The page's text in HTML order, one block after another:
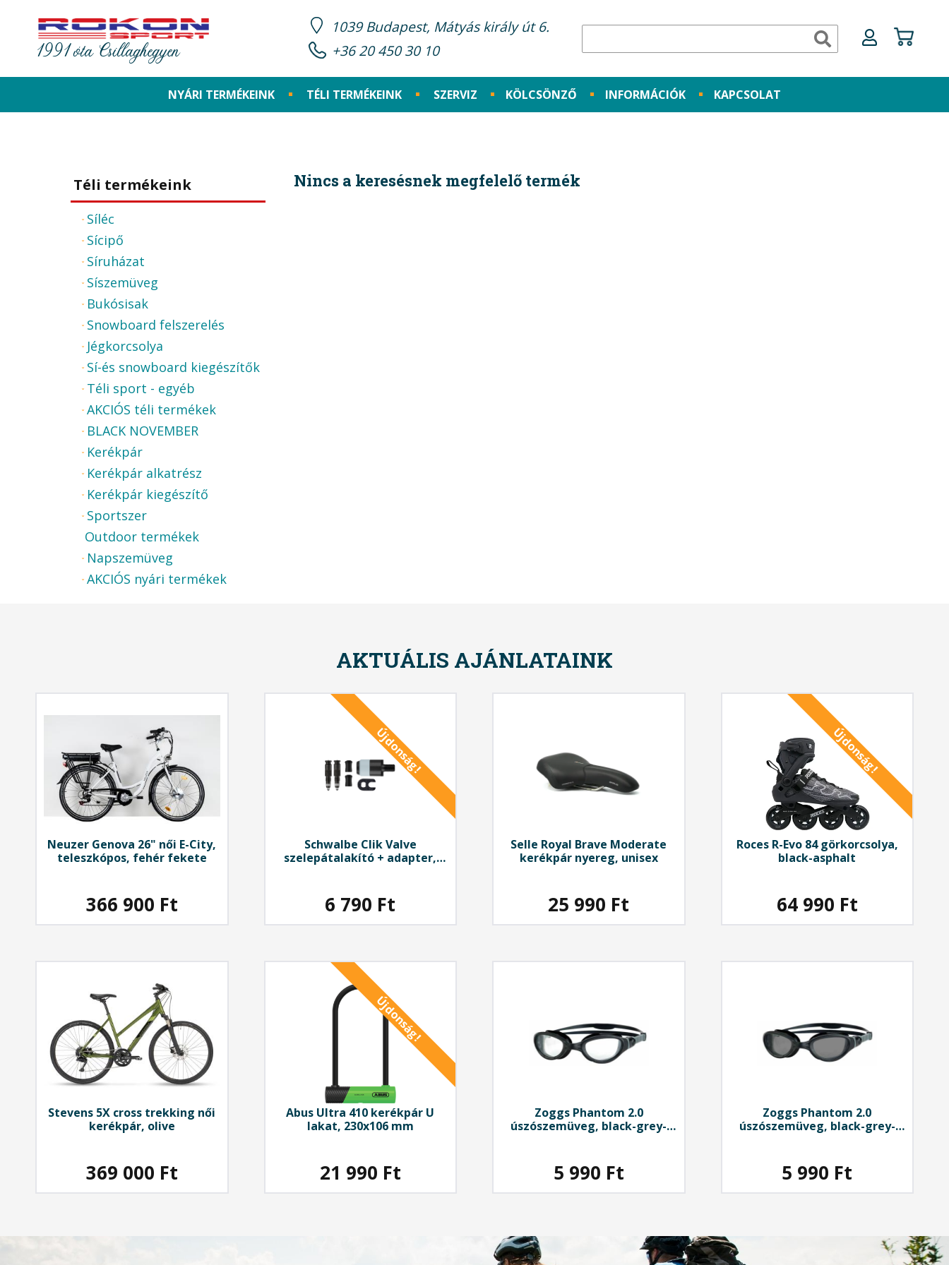
1991 óta Csillaghegyen
1039 Budapest, Mátyás király út 6.
+36 20 450 30 10
NYÁRI TERMÉKEINK TÉLI TERMÉKEINK SZERVIZ KÖLCSÖNZŐ INFORMÁCIÓK KAPCSOLAT
Téli termékeink
Síléc
Sícipő
Síruházat
Síszemüveg
Bukósisak
Snowboard felszerelés
Jégkorcsolya
Sí-és snowboard kiegészítők
Téli sport - egyéb
AKCIÓS téli termékek
BLACK NOVEMBER
Kerékpár
Kerékpár alkatrész
Kerékpár kiegészítő
Sportszer
Outdoor termékek
Napszemüveg
AKCIÓS nyári termékek
Nincs a keresésnek megfelelő termék
AKTUÁLIS AJÁNLATAINK
Neuzer Genova 26" női E-City,
teleszkópos, fehér fekete
366 900 Ft
Újdonság!
Schwalbe Clik Valve
szelepátalakító + adapter,
6 790 Ft
Selle Royal Brave Moderate
kerékpár nyereg, unisex
25 990 Ft
Újdonság!
RocesR-Evo 84 görkorcsolya,
black-asphalt
64 990 Ft
Stevens 5X cross trekking női
kerékpár, olive
369 000 Ft
Újdonság!
Abus Ultra 410 kerékpár U
lakat, 230x106 mm
21 990 Ft
Zoggs Phantom 2.0
úszószemüveg, black-grey-
5 990 Ft
Zoggs Phantom 2.0
úszószemüveg, black-grey-
5 990 Ft